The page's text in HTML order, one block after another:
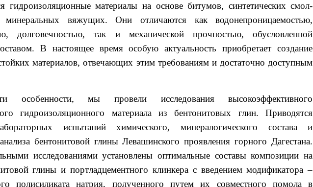
гидроизоляционные материалы на основе битумов, синтетических смол-
вяжущих. Они отличаются как водонепроницаемостью,
долговечностью, так и механической прочностью, обусловленной
В настоящее время особую актуальность приобретает создание
материалов, отвечающих этим требованиям и достаточно доступным
особенности, мы провели исследования высокоэффективного
гидроизоляционного материала из бентонитовых глин. Приводятся
испытаний химического, минералогического состава и
бентонитовой глины Левашинского проявления горного Дагестана.
исследованиями установлены оптимальные составы композиции на
глины и портладцементного клинкера с введением модификатора –
полисиликата натрия, полученного путем их совместного помола в